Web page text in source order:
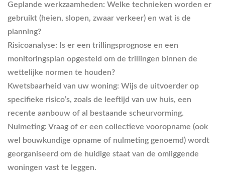
Geplande werkzaamheden: Welke technieken worden er
gebruikt (heien, slopen, zwaar verkeer) en wat is de
planning?
Risicoanalyse: Is er een trillingsprognose en een
monitoringsplan opgesteld om de trillingen binnen de
wettelijke normen te houden?
Kwetsbaarheid van uw woning: Wijs de uitvoerder op
specifieke risico’s, zoals de leeftijd van uw huis, een
recente aanbouw of al bestaande scheurvorming.
Nulmeting: Vraag of er een collectieve vooropname (ook
wel bouwkundige opname of nulmeting genoemd) wordt
georganiseerd om de huidige staat van de omliggende
woningen vast te leggen.